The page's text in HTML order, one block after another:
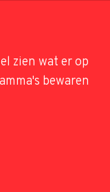
zien wat er op
bewaren